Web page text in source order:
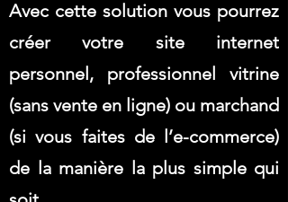
Avec cette solution vous pourrez
créer votre site internet
personnel, professionnel vitrine
(sans vente en ligne) ou marchand
(si vous faites de l’e-commerce)
de la manière la plus simple qui